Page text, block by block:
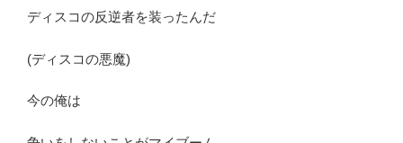
ディスコの反逆者を装ったんだ
(ディスコの悪魔)
今の俺は